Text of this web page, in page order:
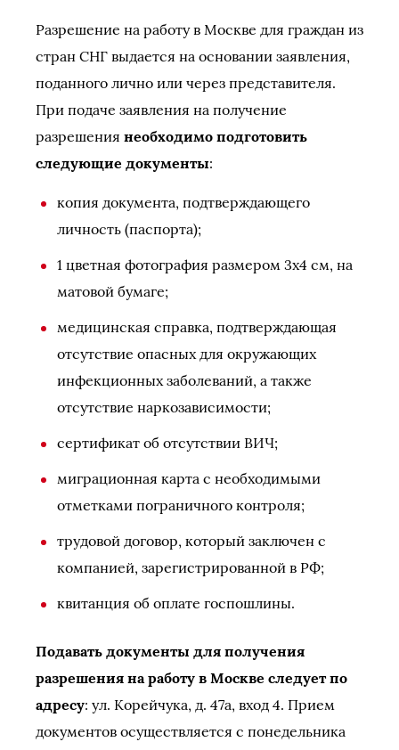
Разрешение на работу в Москве для граждан из
стран СНГ выдается на основании заявления,
поданного лично или через представителя.
При подаче заявления на получение
разрешения необходимо подготовить
следующие документы:
копия документа, подтверждающего
личность (паспорта);
1 цветная фотография размером 3х4 см, на
матовой бумаге;
медицинская справка, подтверждающая
отсутствие опасных для окружающих
инфекционных заболеваний, а также
отсутствие наркозависимости;
сертификат об отсутствии ВИЧ;
миграционная карта с необходимыми
отметками пограничного контроля;
трудовой договор, который заключен с
компанией, зарегистрированной в РФ;
квитанция об оплате госпошлины.
Подавать документы для получения
разрешения на работу в Москве следует по
адресу: ул. Корейчука, д. 47а, вход 4. Прием
документов осуществляется с понедельника